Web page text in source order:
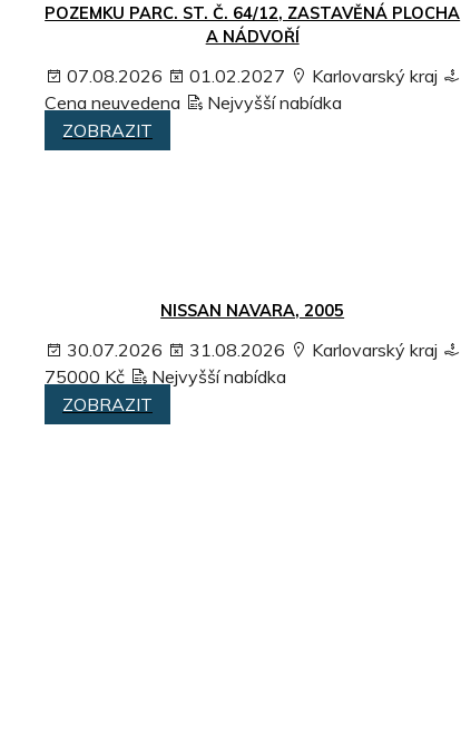
POZEMKU PARC. ST. Č. 64/12, ZASTAVĚNÁ PLOCHA
A NÁDVOŘÍ
07.08.2026 01.02.2027
Karlovarský kraj
Cena neuvedena
Nejvyšší nabídka
ZOBRAZIT
NISSAN NAVARA, 2005
30.07.2026 31.08.2026
Karlovarský kraj
75000 Kč
Nejvyšší nabídka
ZOBRAZIT